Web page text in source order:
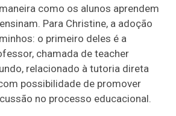
como os alunos aprendem
Para Christine, a adoção
o primeiro deles é a
chamada de teacher
relacionado à tutoria direta
possibilidade de promover
no processo educacional.